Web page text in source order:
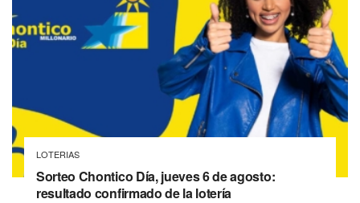
LOTERIAS
Sorteo Chontico Día, jueves 6 de agosto:
resultado confirmado de la lotería